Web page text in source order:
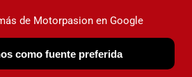
OBSERVATORIO
de Motorpasion en Google
como fuente preferida